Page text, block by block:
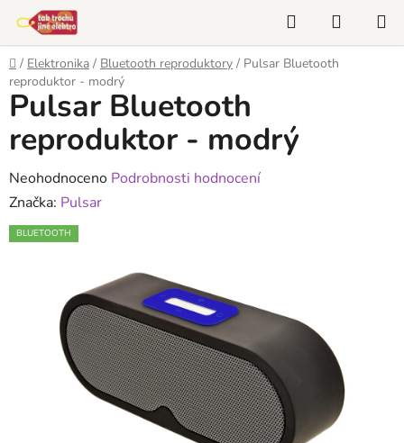
obsah
Hledat
KOŠÍK
Domů
/ Elektronika / Bluetooth reproduktory / Pulsar Bluetooth
reproduktor - modrý
Pulsar Bluetooth
reproduktor - modrý
Průměrné
hodnocení
produktu
hvězdiček.
Neohodnoceno Podrobnosti hodnocení
Značka: Pulsar
BLUETOOTH